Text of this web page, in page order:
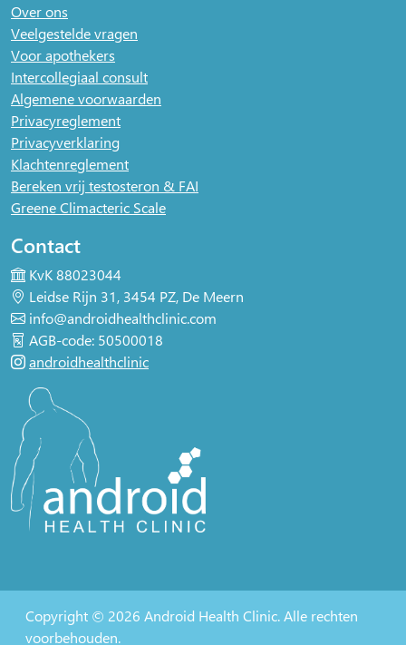
Over ons
Veelgestelde vragen
Voor apothekers
Intercollegiaal consult
Algemene voorwaarden
Privacyreglement
Privacyverklaring
Klachtenreglement
Bereken vrij testosteron & FAI
Greene Climacteric Scale
Contact
KvK 88023044
Leidse Rijn 31, 3454 PZ, De Meern
info@androidhealthclinic.com
AGB-code: 50500018
androidhealthclinic
Copyright © 2026 Android Health Clinic. Alle rechten
voorbehouden.